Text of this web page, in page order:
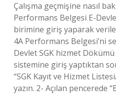
Çalışma geçmişine nasıl
Performans Belgesi E-
birimine giriş yaparak
4A Performans Belgesi’ni
Devlet SGK hizmet
sistemine giriş yaptıktan
“SGK Kayıt ve Hizmet
yazın. 2- Açılan pencerede